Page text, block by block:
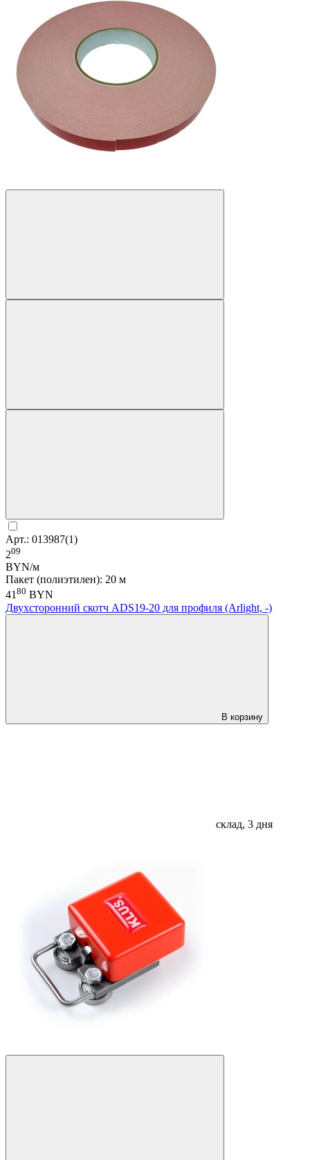
Арт.: 013987(1)
209
BYN/м
Пакет (полиэтилен): 20 м
4180 BYN
Двухсторонний скотч ADS19-20 для профиля (Arlight, -)
В корзину
склад, 3 дня